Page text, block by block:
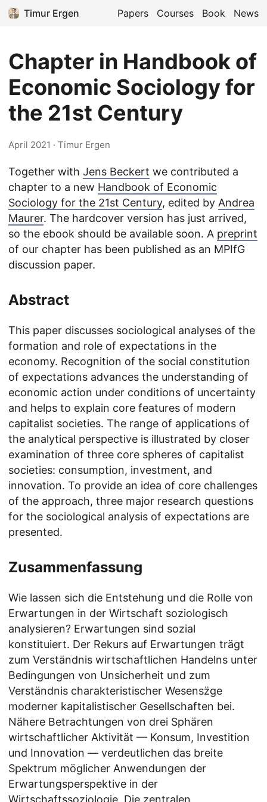
Timur Ergen Papers Courses Book News
Chapter in Handbook of
Economic Sociology for
the 21st Century
April 2021 · Timur Ergen
Together with Jens Beckert we contributed a
chapter to a new Handbook of Economic
Sociology for the 21st Century, edited by Andrea
Maurer. The hardcover version has just arrived,
so the ebook should be available soon. A preprint
of our chapter has been published as an MPIfG
discussion paper.
Abstract
This paper discusses sociological analyses of the
formation and role of expectations in the
economy. Recognition of the social constitution
of expectations advances the understanding of
economic action under conditions of uncertainty
and helps to explain core features of modern
capitalist societies. The range of applications of
the analytical perspective is illustrated by closer
examination of three core spheres of capitalist
societies: consumption, investment, and
innovation. To provide an idea of core challenges
of the approach, three major research questions
for the sociological analysis of expectations are
presented.
Zusammenfassung
Wie lassen sich die Entstehung und die Rolle von
Erwartungen in der Wirtschaft soziologisch
analysieren? Erwartungen sind sozial
konstituiert. Der Rekurs auf Erwartungen trägt
zum Verständnis wirtschaftlichen Handelns unter
Bedingungen von Unsicherheit und zum
Verständnis charakteristischer Wesensz̈ge
moderner kapitalistischer Gesellschaften bei.
Nähere Betrachtungen von drei Sphären
wirtschaftlicher Aktivität — Konsum, Investition
und Innovation — verdeutlichen das breite
Spektrum möglicher Anwendungen der
Erwartungsperspektive in der
Wirtschaftssoziologie. Die zentralen